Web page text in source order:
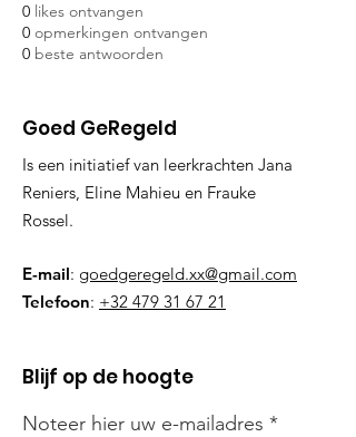
0 likes ontvangen
0 opmerkingen ontvangen
0 beste antwoorden
Goed GeRegeld
Is een initiatief van leerkrachten Jana
Reniers, Eline Mahieu en Frauke
Rossel.
E-mail: goedgeregeld.xx@gmail.com
Telefoon: +32 479 31 67 21
Blijf op de hoogte
Noteer hier uw e-mailadres